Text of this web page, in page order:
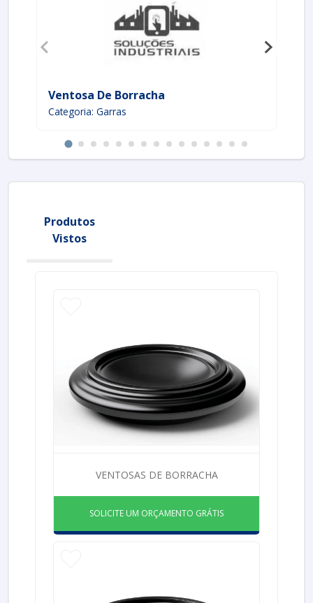
Ventosa De Borracha
Categoria: Garras
Produtos
Vistos
VENTOSAS DE BORRACHA
SOLICITE UM ORÇAMENTO GRÁTIS